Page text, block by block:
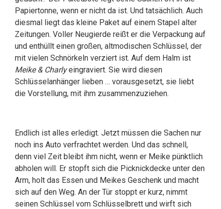
Papiertonne, wenn er nicht da ist. Und tatsächlich. Auch
diesmal liegt das kleine Paket auf einem Stapel alter
Zeitungen. Voller Neugierde reißt er die Verpackung auf
und enthüllt einen großen, altmodischen Schlüssel, der
mit vielen Schnörkeln verziert ist. Auf dem Halm ist
Meike & Charlyeingraviert. Sie wird diesen
Schlüsselanhänger lieben … vorausgesetzt, sie liebt
die Vorstellung, mit ihm zusammenzuziehen.
Endlich ist alles erledigt. Jetzt müssen die Sachen nur
noch ins Auto verfrachtet werden. Und das schnell,
denn viel Zeit bleibt ihm nicht, wenn er Meike pünktlich
abholen will. Er stopft sich die Picknickdecke unter den
Arm, holt das Essen und Meikes Geschenk und macht
sich auf den Weg. An der Tür stoppt er kurz, nimmt
seinen Schlüssel vom Schlüsselbrett und wirft sich